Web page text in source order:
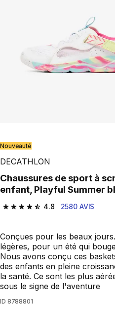
Nouveauté
DECATHLON
Chaussures de sport à scratch respirantes
enfant, Playful Summer
4.8
4.8 out of 5 stars from 2580
2580 AVIS
Conçues pour les beaux
légères, pour un été qui
Nous avons conçu ces
des enfants en pleine
la santé. Ce sont les plus
sous le signe de l'aventure
ID 8788801